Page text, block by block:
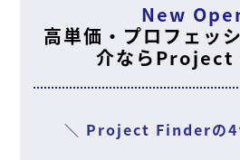
New
高単価・プロフェッ
介なら
＼ Project Finderの4